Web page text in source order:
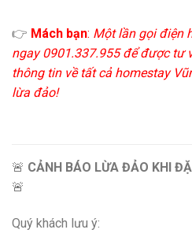
👉 Mách bạn: Một lần gọi điện
ngay 0901.337.955 để được tư
thông tin về tất cả homestay
lừa đảo!
🚨 CẢNH BÁO LỪA ĐẢO KHI
🚨
Quý khách lưu ý: